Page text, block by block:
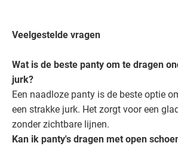
Veelgestelde vragen
Wat is de beste panty om te dragen
jurk?
Een naadloze panty is de beste optie
een strakke jurk. Het zorgt voor een
zonder zichtbare lijnen.
Kan ik panty's dragen met open